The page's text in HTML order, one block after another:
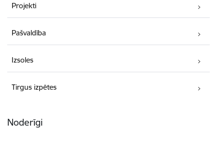
Projekti
Pašvaldība
Izsoles
Tirgus izpētes
Noderīgi